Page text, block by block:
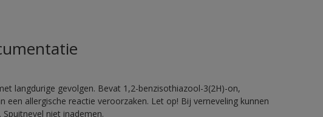
langdurige gevolgen. Bevat 1,2-benzisothiazool-3(2H)-on,
een allergische reactie veroorzaken. Let op! Bij verneveling kunnen
niet inademen.